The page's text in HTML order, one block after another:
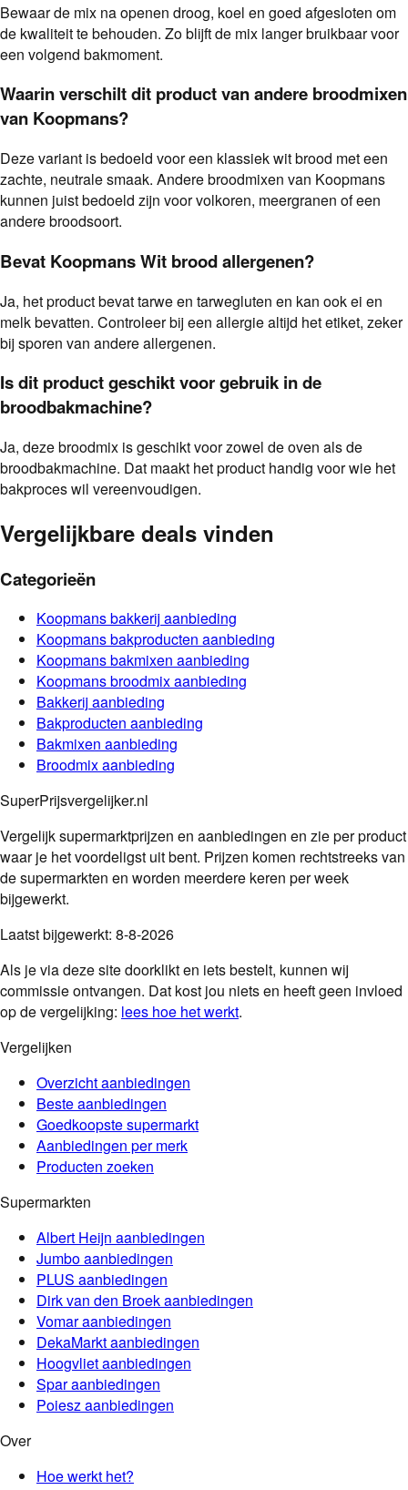
Bewaar de mix na openen droog, koel en goed afgesloten om
de kwaliteit te behouden. Zo blijft de mix langer bruikbaar voor
een volgend bakmoment.
Waarin verschilt dit product van andere broodmixen
van Koopmans?
Deze variant is bedoeld voor een klassiek wit brood met een
zachte, neutrale smaak. Andere broodmixen van Koopmans
kunnen juist bedoeld zijn voor volkoren, meergranen of een
andere broodsoort.
Bevat Koopmans Wit brood allergenen?
Ja, het product bevat tarwe en tarwegluten en kan ook ei en
melk bevatten. Controleer bij een allergie altijd het etiket, zeker
bij sporen van andere allergenen.
Is dit product geschikt voor gebruik in de
broodbakmachine?
Ja, deze broodmix is geschikt voor zowel de oven als de
broodbakmachine. Dat maakt het product handig voor wie het
bakproces wil vereenvoudigen.
Vergelijkbare deals vinden
Categorieën
Koopmansbakkerijaanbieding
Koopmansbakproducten aanbieding
Koopmansbakmixen aanbieding
Koopmansbroodmixaanbieding
Bakkerijaanbieding
Bakproducten aanbieding
Bakmixen aanbieding
Broodmixaanbieding
SuperPrijsvergelijker.nl
Vergelijk supermarktprijzen en aanbiedingen en zie per product
waar je het voordeligst uit bent. Prijzen komen rechtstreeks van
de supermarkten en worden meerdere keren per week
bijgewerkt.
Laatst bijgewerkt: 8-8-2026
Als je via deze site doorklikt en iets bestelt, kunnen wij
commissie ontvangen. Dat kost jou niets en heeft geen invloed
op de vergelijking: lees hoe het werkt.
Vergelijken
Overzicht aanbiedingen
Beste aanbiedingen
Goedkoopste supermarkt
Aanbiedingen per merk
Producten zoeken
Supermarkten
Albert Heijn aanbiedingen
Jumboaanbiedingen
PLUS aanbiedingen
Dirk van den Broekaanbiedingen
Vomaraanbiedingen
DekaMarktaanbiedingen
Hoogvlietaanbiedingen
Sparaanbiedingen
Poieszaanbiedingen
Over
Hoe werkt het?